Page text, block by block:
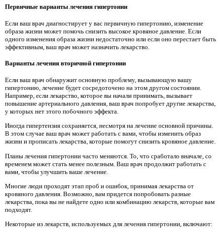
Первичные варианты лечения гипертонии
Если ваш врач диагностирует у вас первичную гипертонию, изменение
образа жизни может помочь снизить высокое кровяное давление. Если
одного изменения образа жизни недостаточно или если оно перестает быть
эффективным, ваш врач может назначить лекарство.
Варианты лечения вторичной гипертонии
Если ваш врач обнаружит основную проблему, вызывающую вашу
гипертонию, лечение будет сосредоточено на этом другом состоянии.
Например, если лекарство, которое вы начали принимать, вызывает
повышение артериального давления, ваш врач попробует другие лекарства,
у которых нет этого побочного эффекта.
Иногда гипертензия сохраняется, несмотря на лечение основной причины.
В этом случае ваш врач может работать с вами, чтобы изменить образ
жизни и прописать лекарства, которые помогут снизить кровяное давление.
Планы лечения гипертонии часто меняются. То, что сработало вначале, со
временем может стать менее полезным. Ваш врач продолжит работать с
вами, чтобы улучшить ваше лечение.
Многие люди проходят этап проб и ошибок, принимая лекарства от
кровяного давления. Возможно, вам придется попробовать разные
лекарства, пока вы не найдете одно или комбинацию лекарств, которые вам
подходят.
Некоторые из лекарств, используемых для лечения гипертонии, включают: